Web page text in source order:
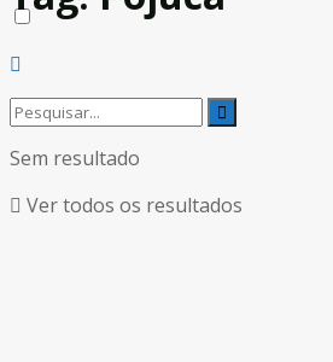
Sem resultado
Ver todos os resultados